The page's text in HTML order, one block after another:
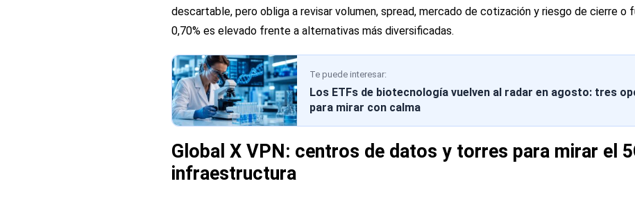
descartable, pero obliga a revisar volumen, spread, mercado de cotización y riesgo de cierre o
0,70% es elevado frente a alternativas más diversificadas.
Te puede interesar:
Los ETFs de biotecnología vuelven al radar en agosto: tres
para mirar con calma
Global X VPN: centros de datos y torres para mirar el
infraestructura